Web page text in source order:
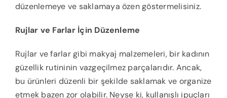
düzenlemeye ve saklamaya özen göstermelisiniz.
Rujlar ve Farlar İçin Düzenleme
Rujlar ve farlar gibi makyaj malzemeleri, bir kadının
güzellik rutininin vazgeçilmez parçalarıdır. Ancak,
bu ürünleri düzenli bir şekilde saklamak ve organize
etmek bazen zor olabilir. Neyse ki, kullanışlı ipuçları